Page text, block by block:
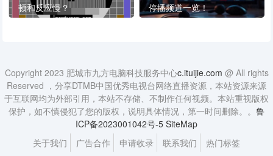
顿和反应慢？
停播频道一览！
Copyright 2023 肥城市九方电脑科技服务中心c.ituijie.com @ All rights
Reserved ，分享DTMB中国优秀电视台网络直播资源，本站资源来源
于互联网均为外部引用，本站不存储、不制作任何视频。本站重视版权
保护，如不慎侵犯了您的版权，说明具体情况，第一时间删除。。 鲁
ICP备2023001042号-5 SiteMap
关于我们
广告合作 申请收录 联系我们 热门标签